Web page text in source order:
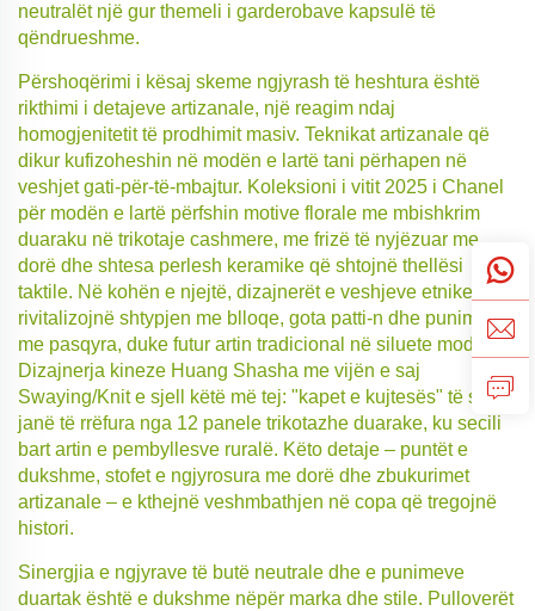
neutralët një gur themeli i garderobave kapsulë të
qëndrueshme.
Përshoqërimi i kësaj skeme ngjyrash të heshtura është
rikthimi i detajeve artizanale, një reagim ndaj
homogjenitetit të prodhimit masiv. Teknikat artizanale që
dikur kufizoheshin në modën e lartë tani përhapen në
veshjet gati-për-të-mbajtur. Koleksioni i vitit 2025 i Chanel
për modën e lartë përfshin motive florale me mbishkrim
duaraku në trikotaje cashmere, me frizë të nyjëzuar me
dorë dhe shtesa perlesh keramike që shtojnë thellësi
taktile. Në kohën e njejtë, dizajnerët e veshjeve etnike po
rivitalizojnë shtypjen me blloqe, gota patti-n dhe punimin
me pasqyra, duke futur artin tradicional në siluete moderne.
Dizajnerja kineze Huang Shasha me vijën e saj
Swaying/Knit e sjell këtë më tej: "kapet e kujtesës" të saj
janë të rrëfura nga 12 panele trikotazhe duarake, ku secili
bart artin e pembyllesve ruralë. Këto detaje – puntët e
dukshme, stofet e ngjyrosura me dorë dhe zbukurimet
artizanale – e kthejnë veshmbathjen në copa që tregojnë
histori.
Sinergjia e ngjyrave të butë neutrale dhe e punimeve
duartak është e dukshme nëpër marka dhe stile. Pulloverët